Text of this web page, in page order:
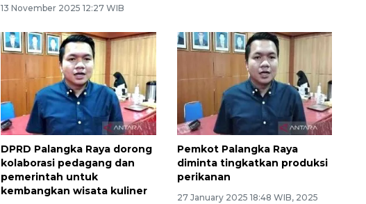
13 November 2025 12:27 WIB
DPRD Palangka Raya dorong
kolaborasi pedagang dan
pemerintah untuk
kembangkan wisata kuliner
Pemkot Palangka Raya
diminta tingkatkan produksi
perikanan
27 January 2025 18:48 WIB, 2025